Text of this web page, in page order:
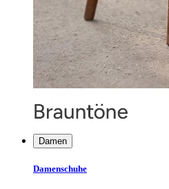
Damen
Damenschuhe